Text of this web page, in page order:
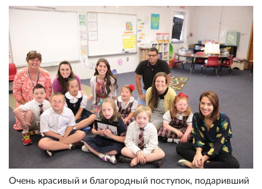
Очень красивый и благородный поступок, подаривший